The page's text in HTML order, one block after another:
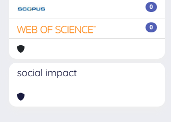
0
0
social impact